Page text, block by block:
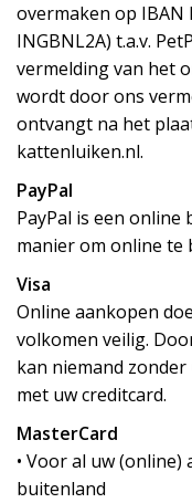
overmaken op IBAN
INGBNL2A) t.a.v.
vermelding van het
wordt door ons
ontvangt na het
kattenluiken.nl.
PayPal
PayPal is een online
manier om online te
Visa
Online aankopen
volkomen veilig.
kan niemand
met uw creditcard.
MasterCard
• Voor al uw
buitenland